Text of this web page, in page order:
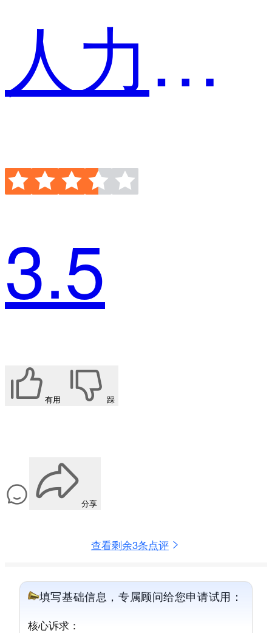
人力资源专员
3.5
有用 踩
分享
查看剩余3条点评
填写基础信息，专属顾问给您申请试用：
核心诉求：